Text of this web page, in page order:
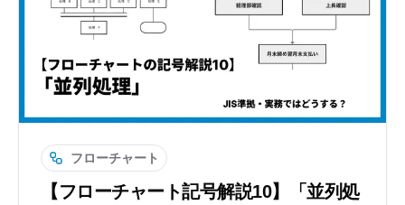
フローチャート
【フローチャート記号解説10】「並列処